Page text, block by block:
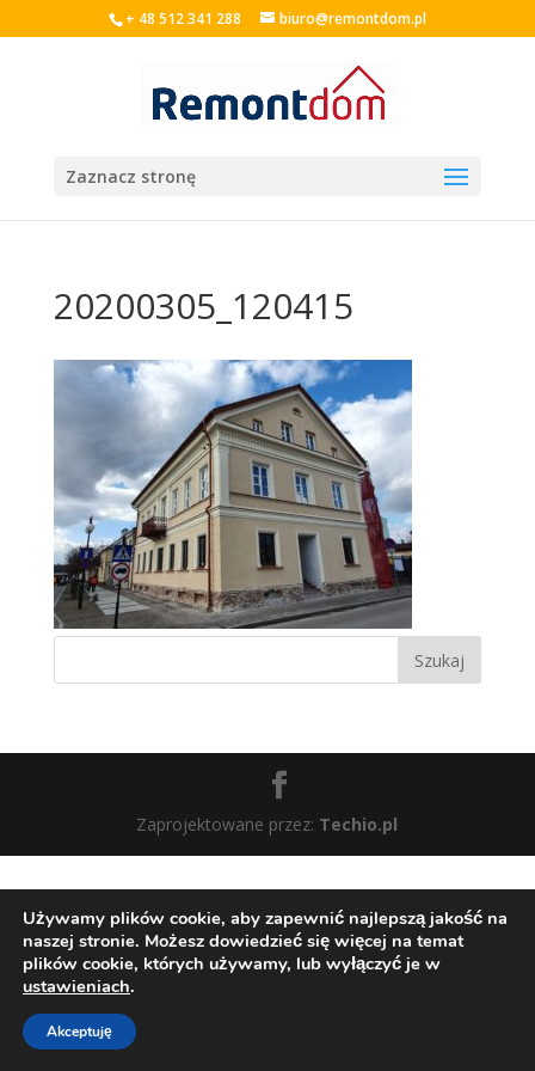
+ 48 512 341 288 biuro@remontdom.pl
Zaznacz stronę
20200305_120415
Zaprojektowane przez: Techio.pl
Używamy plików cookie, aby zapewnić najlepszą jakość na
naszej stronie. Możesz dowiedzieć się więcej na temat
plików cookie, których używamy, lub wyłączyć je w
ustawieniach.
Akceptuję